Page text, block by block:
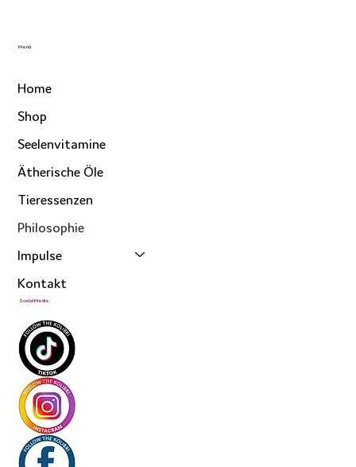
Menü
Home
Shop
Seelenvitamine
Ätherische Öle
Tieressenzen
Philosophie
Impulse
Kontakt
Social Media